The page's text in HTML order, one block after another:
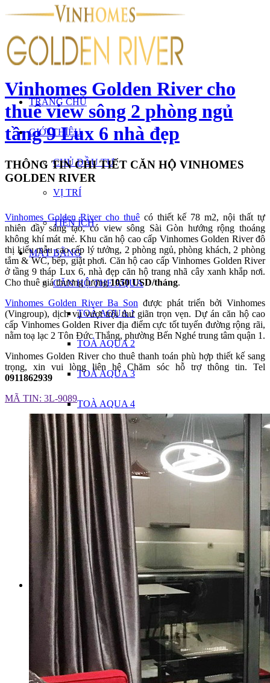
TRANG CHỦ
GIỚI THIỆU
CHỦ ĐẦU TƯ
VỊ TRÍ
TIỆN ÍCH
MẶT BẰNG
CĂN HỘ THE AQUA
TOÀ AQUA 1
TOÀ AQUA 2
TOÀ AQUA 3
TOÀ AQUA 4
CĂN HỘ THE LUXURY
TOÀ LUX 5
TOÀ LUX 6
CĂN HỘ THE FRONT
BIỆT THỰ VICTORIA
THIẾT KẾ
CĂN HỘ 1 PHÒNG NGỦ
CĂN HỘ 2 PHÒNG NGỦ
CĂN HỘ 3 PHÒNG NGỦ
Vinhomes Golden River cho
thuê view sông 2 phòng ngủ
tầng 9 Lux 6 nhà đẹp
THÔNG TIN CHI TIẾT CĂN HỘ VINHOMES
GOLDEN RIVER
Vinhomes Golden River cho thuêcó thiết kế 78 m2, nội thất tự
nhiên đầy sáng tạo, có view sông Sài Gòn hướng rộng thoáng
không khí mát mẻ. Khu căn hộ cao cấp Vinhomes Golden River đô
thị kiểu mẫu cao cấp lý tưởng, 2 phòng ngủ, phòng khách, 2 phòng
tắm & WC, bếp, giặt phơi. Căn hộ cao cấp Vinhomes Golden River
ở tầng 9 tháp Lux 6, nhà đẹp căn hộ trang nhã cây xanh khắp nơi.
Cho thuê giá thương lượng1050 USD/tháng.
Vinhomes Golden River Ba Son được phát triển bởi Vinhomes
(Vingroup), dịch vụ vượt trội thư giãn trọn vẹn. Dự án căn hộ cao
cấp Vinhomes Golden River địa điểm cực tốt tuyến đường rộng rãi,
nằm toạ lạc 2 Tôn Đức Thắng, phường Bến Nghé trung tâm quận 1.
Vinhomes Golden River cho thuê thanh toán phù hợp thiết kế sang
trọng, xin vui lòng liên hệ Chăm sóc hỗ trợ thông tin. Tel
0911862939
MÃ TIN: 3L-9089